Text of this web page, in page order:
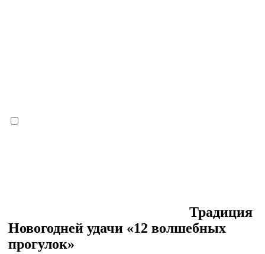
Традиция
Новогодней удачи «12 волшебных
прогулок»